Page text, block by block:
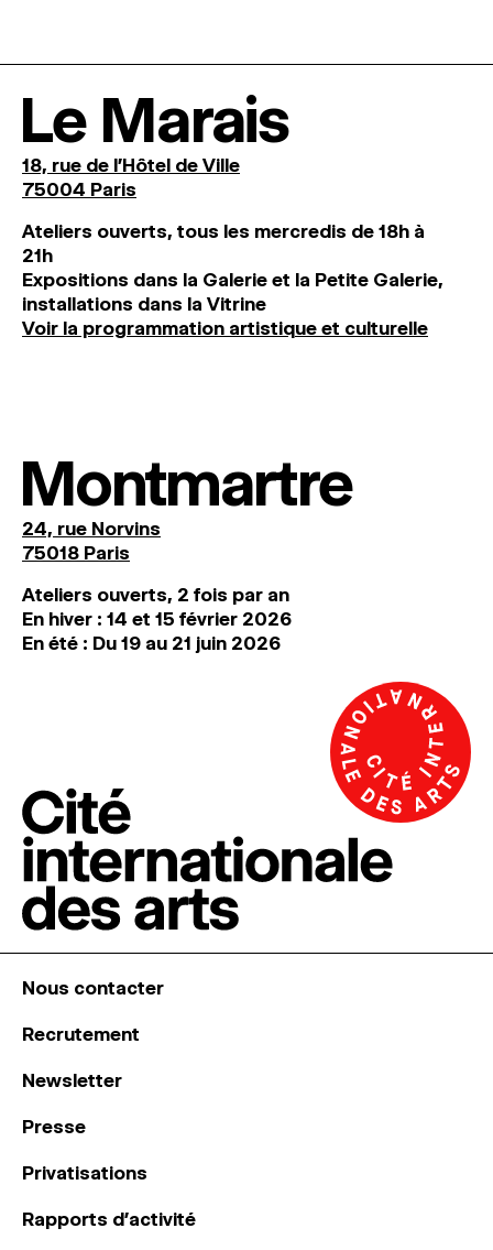
Le Marais
18, rue de l'Hôtel de Ville
75004 Paris
Ateliers ouverts, tous les mercredis de 18h à
21h
Expositions dans la Galerie et la Petite Galerie,
installations dans la Vitrine
Voir la programmation artistique et culturelle
Montmartre
24, rue Norvins
75018 Paris
Ateliers ouverts, 2 fois par an
En hiver : 14 et 15 février 2026
En été : Du 19 au 21 juin 2026
Nous contacter
Recrutement
Newsletter
Presse
Privatisations
Rapports d’activité